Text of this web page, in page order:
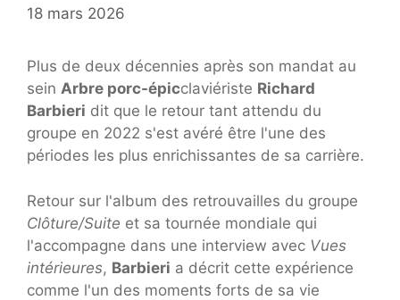
18 mars 2026
Plus de deux décennies après son mandat au
sein Arbre porc-épicclaviériste Richard
Barbieri dit que le retour tant attendu du
groupe en 2022 s'est avéré être l'une des
périodes les plus enrichissantes de sa carrière.
Retour sur l'album des retrouvailles du groupe
Clôture/Suite et sa tournée mondiale qui
l'accompagne dans une interview avec Vues
intérieures, Barbieri a décrit cette expérience
comme l'un des moments forts de sa vie